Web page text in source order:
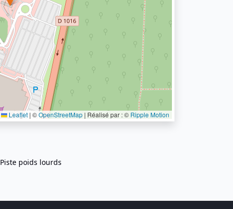
Leaflet | ©OpenStreetMap | Réalisé par : © Ripple Motion
Piste poids lourds